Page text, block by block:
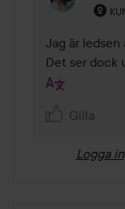
Jag är
Det ser dock
Gilla
Logga in